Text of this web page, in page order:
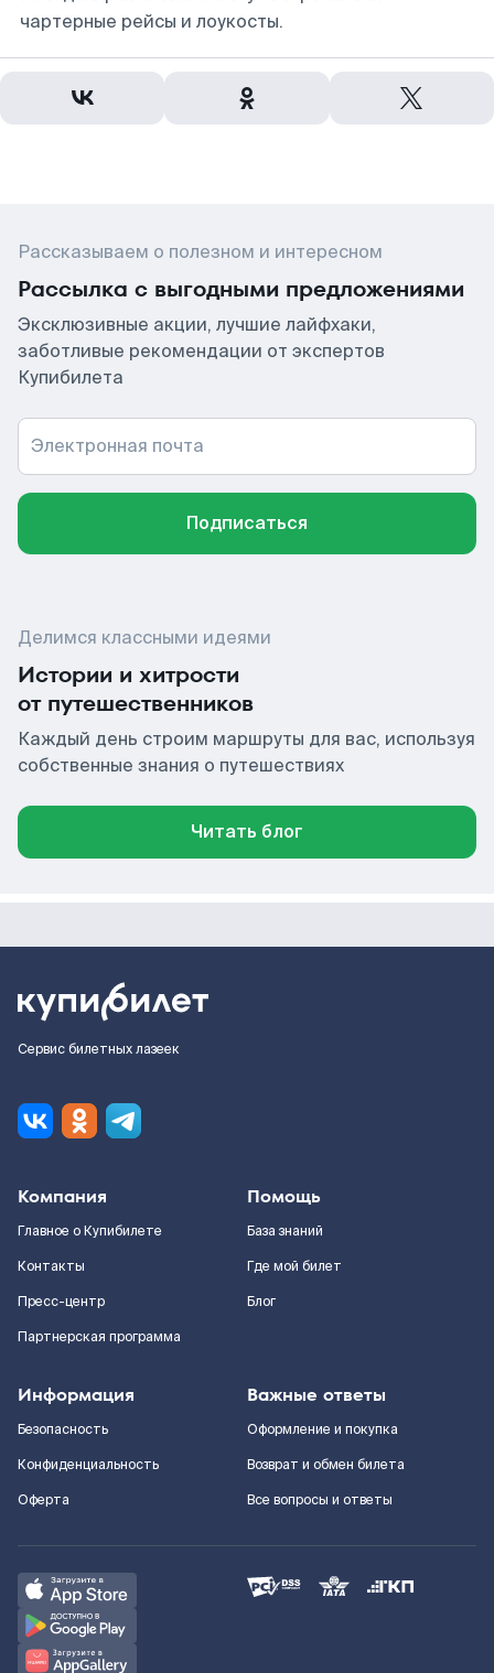
чартерные рейсы и лоукосты.
Рассказываем о полезном и интересном
Рассылка с выгодными предложениями
Эксклюзивные акции, лучшие лайфхаки,
заботливые рекомендации от экспертов
Купибилета
Электронная почта
Подписаться
Делимся классными идеями
Истории и хитрости
от путешественников
Каждый день строим маршруты для вас, используя
собственные знания о путешествиях
Читать блог
Сервис билетных лазеек
Компания
Главное о Купибилете
Контакты
Пресс-центр
Партнерская программа
Помощь
База знаний
Где мой билет
Блог
Информация
Безопасность
Конфиденциальность
Оферта
Важные ответы
Оформление и покупка
Возврат и обмен билета
Все вопросы и ответы